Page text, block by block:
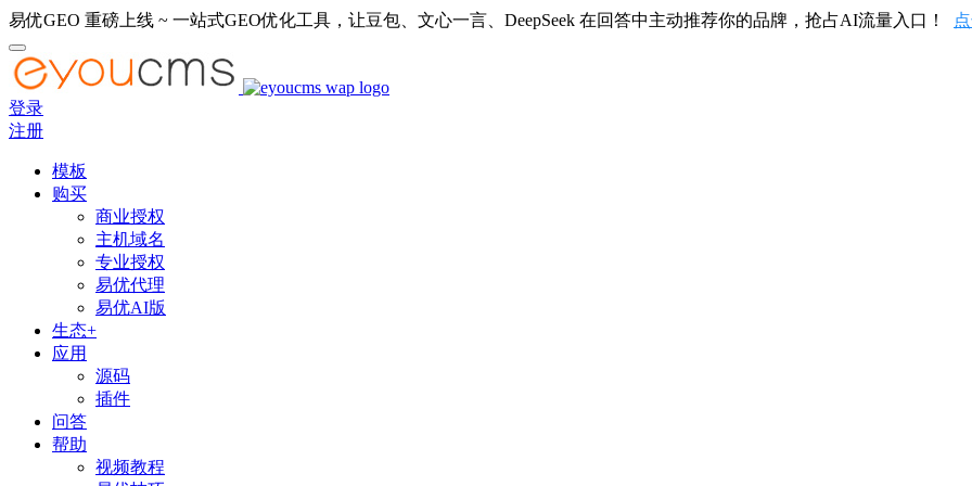
易优GEO 重磅上线 ~ 一站式GEO优化工具，让豆包、文心一言、DeepSeek 在回答中主动推荐你的品牌，抢占AI流量入口！
登录
注册
模板
购买
商业授权
主机域名
专业授权
易优代理
易优AI版
生态+
应用
源码
插件
问答
帮助
视频教程